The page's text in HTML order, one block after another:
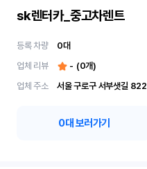
sk렌터카_중고차렌트
등록 차량 0대
업체 리뷰
- (0개)
업체 주소
서울 구로구 서부샛길 822
0대 보러가기